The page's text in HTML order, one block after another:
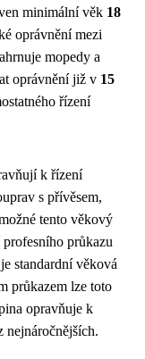
minimální věk 18
oprávnění mezi
mopedy a
oprávnění již v 15
řízení
k řízení
s přívěsem,
tento věkový
průkazu
standardní věková
průkazem lze toto
opravňuje k
nejnáročnějších.